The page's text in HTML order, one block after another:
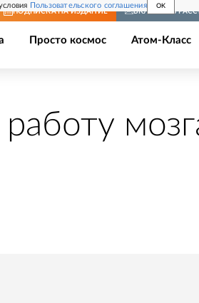
Пользовательского соглашения OK
ПОДПИСКА НА ИЗДАНИЕ ВКЛЮЧИТЬ
Просто космос Атом-Класс